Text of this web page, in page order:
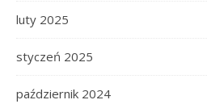
luty 2025
styczeń 2025
październik 2024